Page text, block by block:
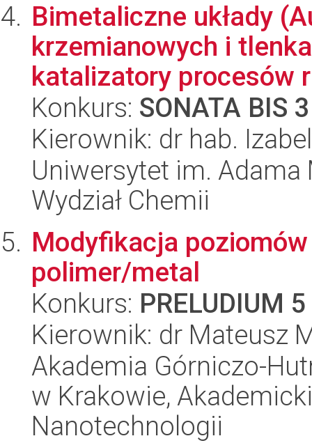
Bimetaliczne układy
krzemianowych i
katalizatory procesów
Konkurs: SONATA BIS 3
Kierownik: dr hab.
Uniwersytet im.
Wydział Chemii
Modyfikacja
polimer/metal
Konkurs: PRELUDIUM 5
Kierownik: dr Mateusz
Akademia Górniczo-
w Krakowie,
Nanotechnologii